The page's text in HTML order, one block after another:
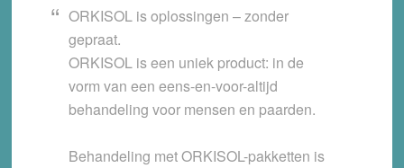
ORKISOL is oplossingen – zonder
gepraat.
ORKISOL is een uniek product: in de
vorm van een eens-en-voor-altijd
behandeling voor mensen en paarden.
Behandeling met ORKISOL-pakketten is